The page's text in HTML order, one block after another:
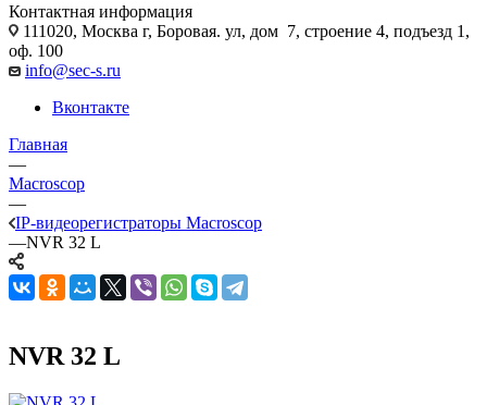
Контактная информация
111020, Москва г, Боровая. ул, дом 7, строение 4, подъезд 1,
оф. 100
info@sec-s.ru
Вконтакте
Главная
—
Macroscop
—
IP-видеорегистраторы Macroscop
—NVR 32 L
NVR 32 L